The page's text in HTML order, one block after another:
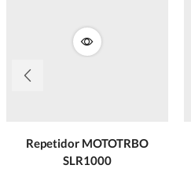
Repetidor MOTOTRBO
SLR1000